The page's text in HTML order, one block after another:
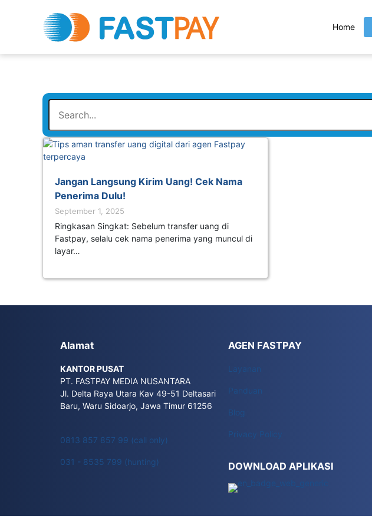
Home
Jangan Langsung Kirim Uang! Cek Nama
Penerima Dulu!
September 1, 2025
Ringkasan Singkat: Sebelum transfer uang di
Fastpay, selalu cek nama penerima yang muncul di
layar…
Alamat
KANTOR PUSAT
PT. FASTPAY MEDIA NUSANTARA
Jl. Delta Raya Utara Kav 49-51 Deltasari
Baru, Waru Sidoarjo, Jawa Timur 61256
0813 857 857 99 (call only)
031 - 8535 799 (hunting)
AGEN FASTPAY
Layanan
Panduan
Blog
Privacy Policy
DOWNLOAD APLIKASI